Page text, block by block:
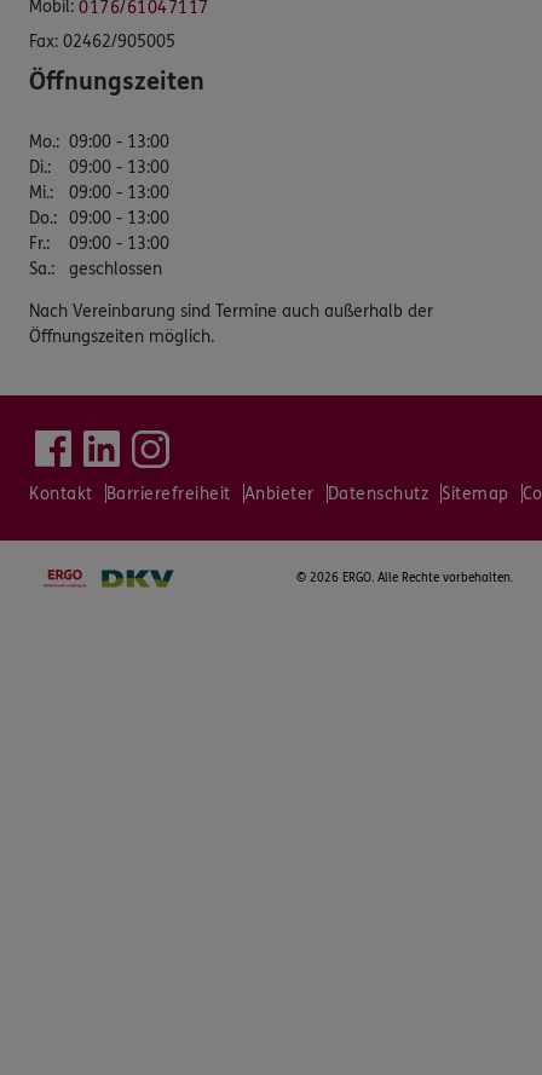
Mobil: 0176/61047117
Fax: 02462/905005
Öffnungszeiten
Mo.: 09:00 - 13:00
Di.:
09:00 - 13:00
Mi.:
09:00 - 13:00
Do.: 09:00 - 13:00
Fr.:
09:00 - 13:00
Sa.: geschlossen
Nach Vereinbarung sind Termine auch außerhalb der
Öffnungszeiten möglich.
Kontakt Barrierefreiheit Anbieter Datenschutz Sitemap
© 2026 ERGO. Alle Rechte vorbehalten.